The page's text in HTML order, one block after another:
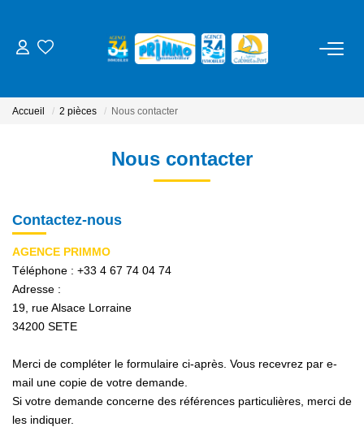
ESTIMER
Gestion
NOS AGENCES
Accueil 2 pièces Nous contacter
Nous contacter
Contactez-nous
AGENCE PRIMMO
Téléphone : +33 4 67 74 04 74
Adresse :
19, rue Alsace Lorraine
34200 SETE
Merci de compléter le formulaire ci-après. Vous recevrez par e-
mail une copie de votre demande.
Si votre demande concerne des références particulières, merci de
les indiquer.